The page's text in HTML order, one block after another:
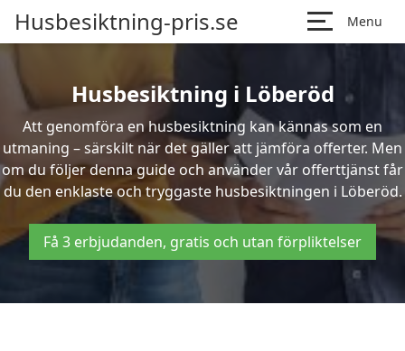
Husbesiktning-pris.se Menu
Husbesiktning i Löberöd
Att genomföra en husbesiktning kan kännas som en
utmaning – särskilt när det gäller att jämföra offerter. Men
om du följer denna guide och använder vår offerttjänst får
du den enklaste och tryggaste husbesiktningen i Löberöd.
Få 3 erbjudanden, gratis och utan förpliktelser